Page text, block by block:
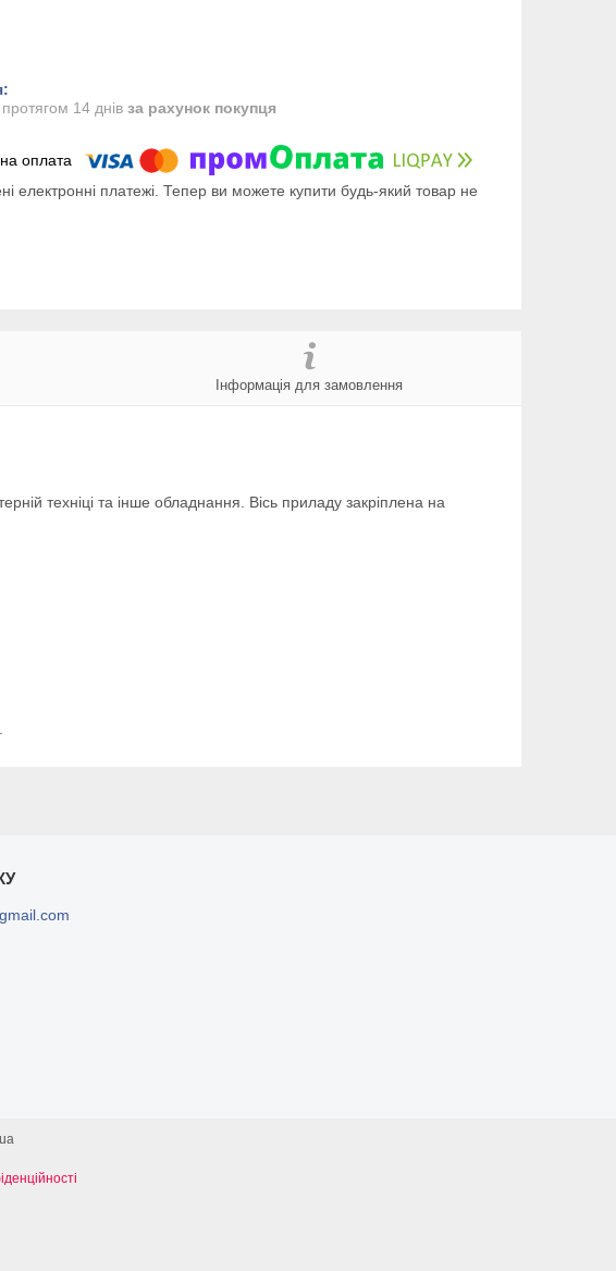
14 днів за рахунок покупця
електронні платежі. Тепер ви можете купити будь-який товар не
Інформація для замовлення
техніці та інше обладнання. Вісь приладу закріплена на